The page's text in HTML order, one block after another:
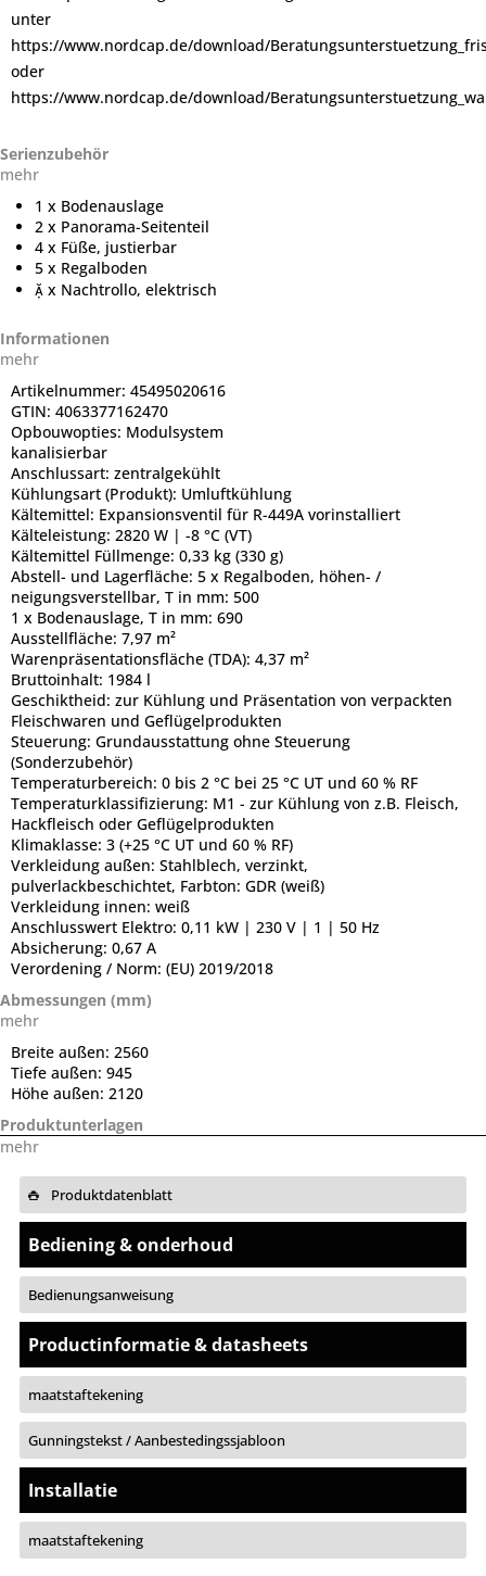
unter
https://www.nordcap.de/download/
oder
https://www.nordcap.de/download/
Serienzubehör
mehr
1 x Bodenauslage
2 x Panorama-Seitenteil
4 x Füße, justierbar
5 x Regalboden
 x Nachtrollo, elektrisch
Informationen
mehr
Artikelnummer: 45495020616
GTIN: 4063377162470
Opbouwopties: Modulsystem
kanalisierbar
Anschlussart: zentralgekühlt
Kühlungsart (Produkt): Umluftkühlung
Kältemittel: Expansionsventil für R-449A vorinstalliert
Kälteleistung: 2820 W | -8 °C (VT)
Kältemittel Füllmenge: 0,33 kg (330 g)
Abstell- und Lagerfläche: 5 x Regalboden, höhen- /
neigungsverstellbar, T in mm: 500
1 x Bodenauslage, T in mm: 690
Ausstellfläche: 7,97 m²
Warenpräsentationsfläche (TDA): 4,37 m²
Bruttoinhalt: 1984 l
Geschiktheid: zur Kühlung und Präsentation von verpackten
Fleischwaren und Geflügelprodukten
Steuerung: Grundausstattung ohne Steuerung
(Sonderzubehör)
Temperaturbereich: 0 bis 2 °C bei 25 °C UT und 60 % RF
Temperaturklassifizierung: M1 - zur Kühlung von z.B. Fleisch,
Hackfleisch oder Geflügelprodukten
Klimaklasse: 3 (+25 °C UT und 60 % RF)
Verkleidung außen: Stahlblech, verzinkt,
pulverlackbeschichtet, Farbton: GDR (weiß)
Verkleidung innen: weiß
Anschlusswert Elektro: 0,11 kW | 230 V | 1 | 50 Hz
Absicherung: 0,67 A
Verordening / Norm: (EU) 2019/2018
Abmessungen (mm)
mehr
Breite außen: 2560
Tiefe außen: 945
Höhe außen: 2120
Produktunterlagen
mehr
Produktdatenblatt
Bediening & onderhoud
Bedienungsanweisung
Productinformatie & datasheets
maatstaftekening
Gunningstekst / Aanbestedingssjabloon
Installatie
maatstaftekening